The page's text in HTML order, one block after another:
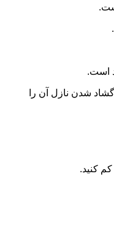
است.
شدن نازل آن را
کنید.